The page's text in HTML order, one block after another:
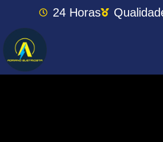
24 Horas